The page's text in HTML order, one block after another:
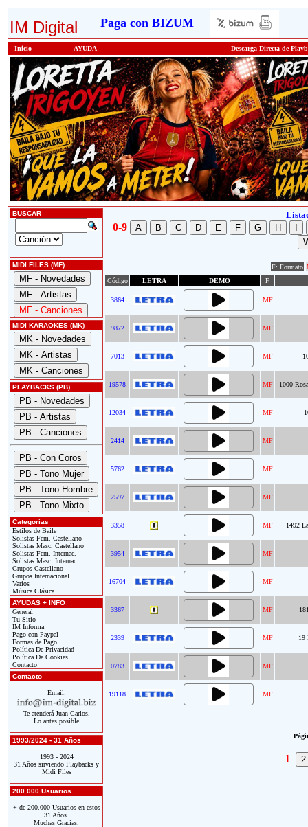
IM Digital Paga con BIZUM
Inicio AYUDA Descarga Directa de
BUSCAR
MIDI FILES (MF)
MIDI KARAOKES (MK)
PLAYBACKS (PB)
Categorías
Estilos de Baile
Solistas Fem. Castellano
Solistas Masc. Castellano
Solistas Fem. Internac.
Solistas Masc. Internac.
Grupos Castellano
Grupos Internacional
Varios
Música Clásica
AYUDAS + INFO
General
Tu Sitio
IM Informa
Pago con Paypal
Formas de Pago
Política De Privacidad
Política De Cookies
Contacto
Contacto
Email:
Te atenderá Juan Carlos.
Lo antes posible
1993/2024 - 31 Años
1993 - 2024
31 Años sirviendo Playbacks y
Midi Files
200.000 Usuarios
+ de 200.000 Usuarios en estos
31 Años.
Muchas Gracias.
0-9
F: Formato
Código
LETRA DEMO F
3864 MF
9872 MF
7013 MF
19578 MF 1000
12034 MF
2414 MF
5762 MF
2597 MF
3358 MF 1492
3954 MF
16704 MF
3367 MF
2339 MF 19
0783 MF
19118 MF
1